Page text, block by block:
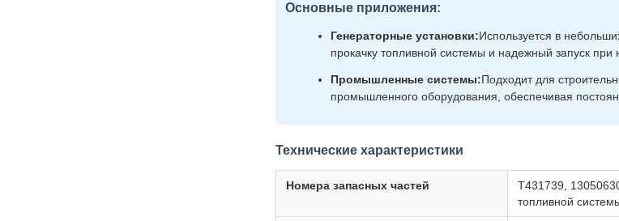
Основные приложения:
Генераторные установки:Используется в
прокачку топливной системы и надежный запуск
Промышленные системы:Подходит для
промышленного оборудования, обеспечивая
Технические характеристики
Номера запасных частей
T431739,
топливной